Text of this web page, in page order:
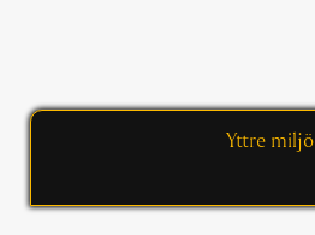
Yttre miljö